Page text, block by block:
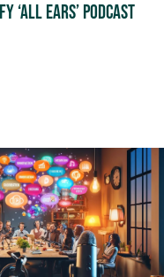
‘All Ears’ Podcast